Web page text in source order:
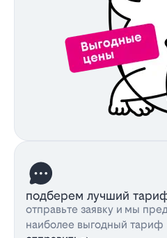
подберем лучший
отправьте заявку и мы
наиболее выгодный тариф